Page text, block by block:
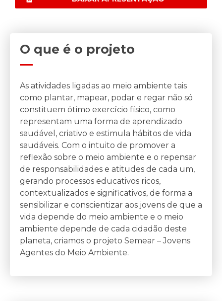
O que é o projeto
As atividades ligadas ao meio ambiente tais
como plantar, mapear, podar e regar não só
constituem ótimo exercício físico, como
representam uma forma de aprendizado
saudável, criativo e estimula hábitos de vida
saudáveis. Com o intuito de promover a
reflexão sobre o meio ambiente e o repensar
de responsabilidades e atitudes de cada um,
gerando processos educativos ricos,
contextualizados e significativos, de forma a
sensibilizar e conscientizar aos jovens de que a
vida depende do meio ambiente e o meio
ambiente depende de cada cidadão deste
planeta, criamos o projeto Semear – Jovens
Agentes do Meio Ambiente.